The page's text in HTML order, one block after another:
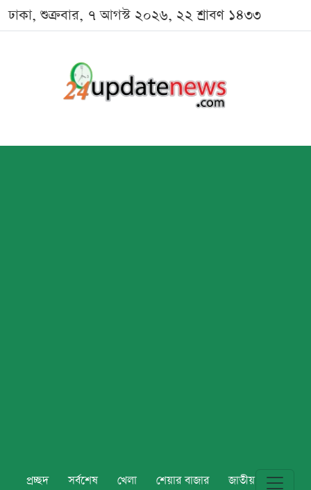
ঢাকা, শুক্রবার, ৭ আগস্ট ২০২৬, ২২ শ্রাবণ ১৪৩৩
প্রচ্ছদ সর্বশেষ খেলা শেয়ার বাজার জাতীয় বিশ্ব